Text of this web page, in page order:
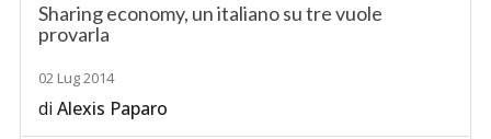
Sharing economy, un italiano su tre vuole
provarla
02 Lug 2014
diAlexis Paparo